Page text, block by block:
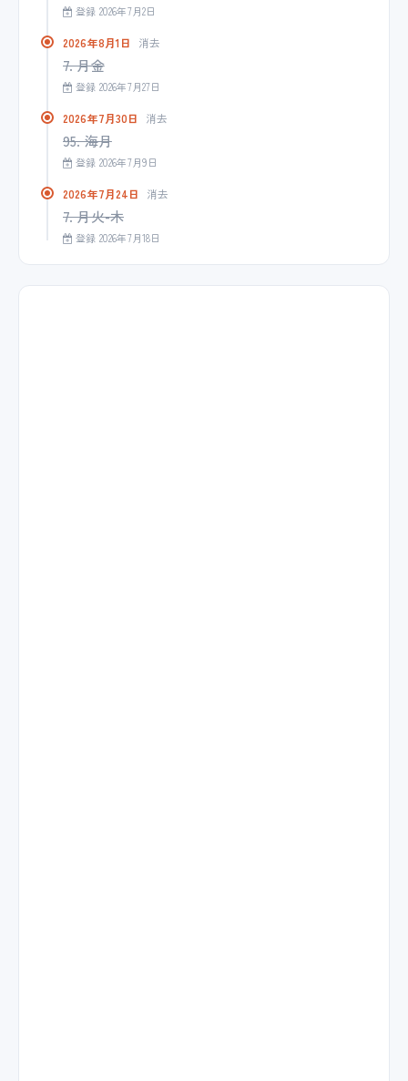
登録 2026年7月2日
2026年8月1日 消去
7. 月金
登録 2026年7月27日
2026年7月30日 消去
95. 海月
登録 2026年7月9日
2026年7月24日 消去
7. 月火-木
登録 2026年7月18日